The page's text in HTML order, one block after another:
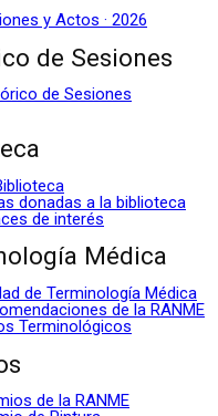
y Actos · 2026
de Sesiones
de Sesiones
donadas a la biblioteca
de interés
Médica
de Terminología Médica
de la RANME
Terminológicos
de la RANME